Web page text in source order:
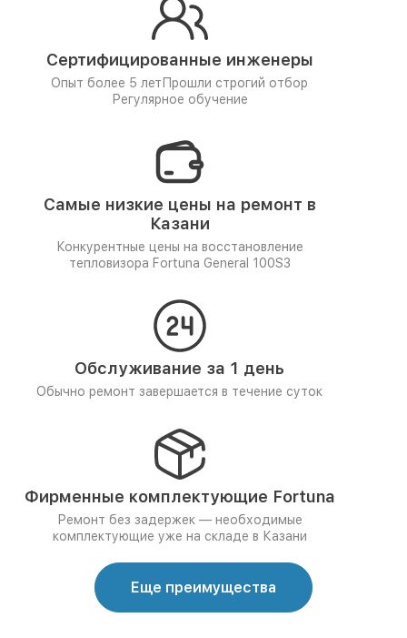
Сертифицированные инженеры
Опыт более 5 лет Прошли строгий отбор
Регулярное обучение
Самые низкие цены на ремонт в
Казани
Конкурентные цены на восстановление
тепловизора Fortuna General 100S3
Обслуживание за 1 день
Обычно ремонт завершается в течение суток
Фирменные комплектующие Fortuna
Ремонт без задержек — необходимые
комплектующие уже на складе в Казани
Еще преимущества